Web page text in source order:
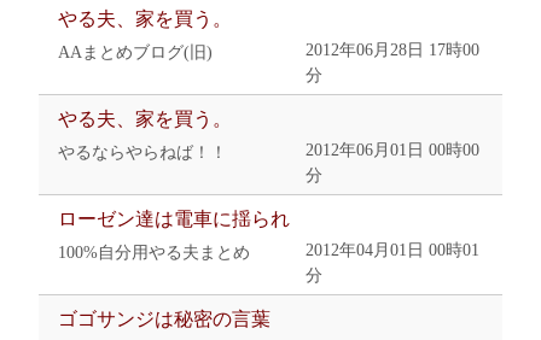
やる夫、家を買う。
AAまとめブログ(旧)
2012年06月28日 17時00
分
やる夫、家を買う。
やるならやらねば！！
2012年06月01日 00時00
分
ローゼン達は電車に揺られ
100%自分用やる夫まとめ
2012年04月01日 00時01
分
ゴゴサンジは秘密の言葉